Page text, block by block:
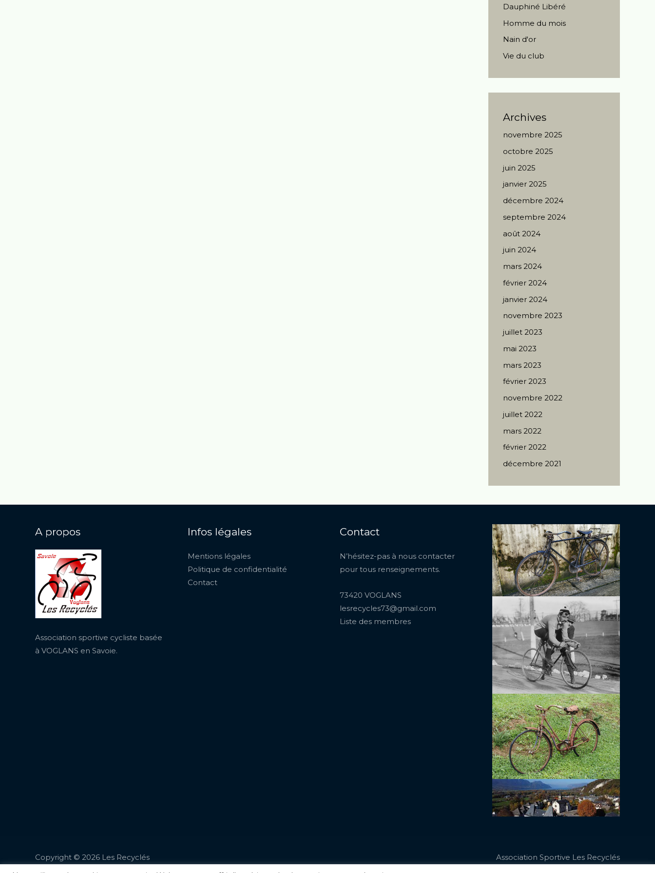
Dauphiné Libéré
Homme du mois
Nain d'or
Vie du club
Archives
novembre 2025
octobre 2025
juin 2025
janvier 2025
décembre 2024
septembre 2024
août 2024
juin 2024
mars 2024
février 2024
janvier 2024
novembre 2023
juillet 2023
mai 2023
mars 2023
février 2023
novembre 2022
juillet 2022
mars 2022
février 2022
décembre 2021
A propos
Association sportive cycliste basée
à VOGLANS en Savoie.
Infos légales
Mentions légales
Politique de confidentialité
Contact
Contact
N’hésitez-pas à nous contacter
pour tous renseignements.
73420 VOGLANS
lesrecycles73@gmail.com
Liste des membres
Copyright © 2026 Les Recyclés Association Sportive Les Recyclés